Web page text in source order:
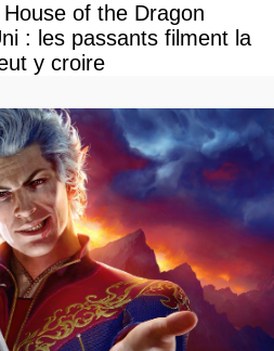
of the Dragon
: les passants filment la
y croire